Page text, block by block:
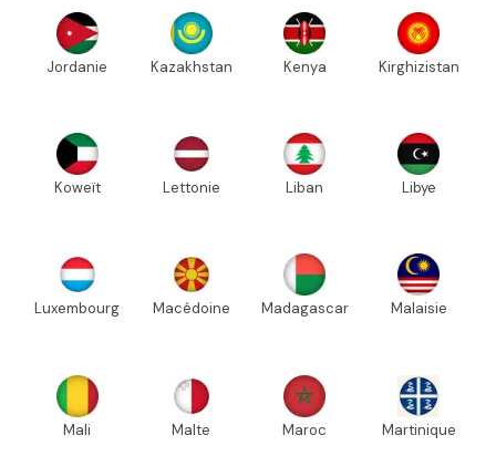
Jordanie Kazakhstan Kenya Kirghizistan
Koweït Lettonie Liban Libye
Luxembourg Macédoine Madagascar Malaisie
Mali Malte Maroc Martinique